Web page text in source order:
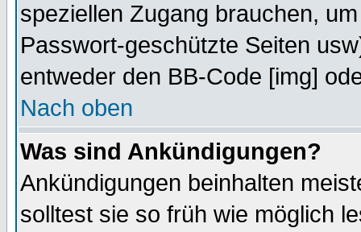
speziellen Zugang brauchen,
Passwort-geschützte Seiten
entweder den BB-Code [img]
Nach oben
Was sind Ankündigungen?
Ankündigungen beinhalten
solltest sie so früh wie möglich